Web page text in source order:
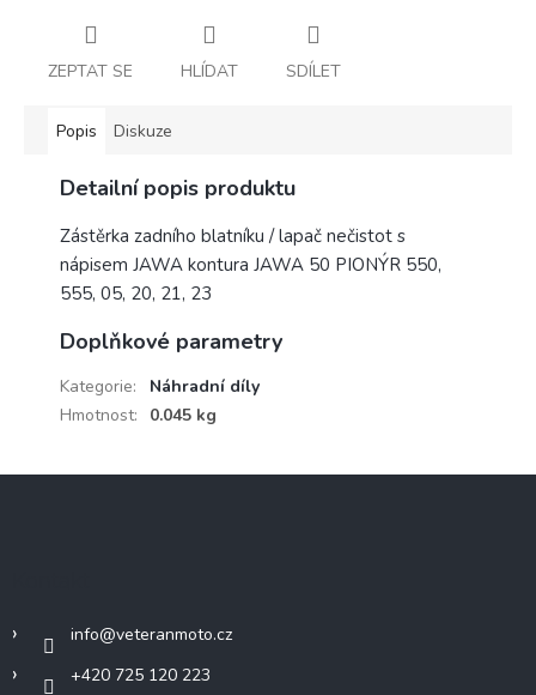
ZEPTAT SE HLÍDAT SDÍLET
Popis Diskuze
Detailní popis produktu
Zástěrka zadního blatníku / lapač nečistot s
nápisem JAWA kontura JAWA 50 PIONÝR 550,
555, 05, 20, 21, 23
Doplňkové parametry
Kategorie:
Náhradní díly
Hmotnost: 0.045 kg
info@veteranmoto.cz
+420 725 120 223